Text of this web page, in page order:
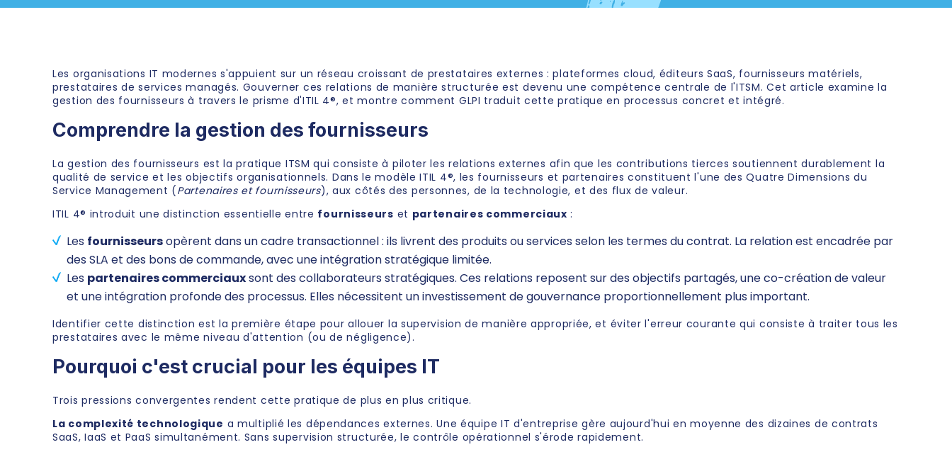
Les organisations IT modernes s'appuient sur un réseau croissant de prestataires externes : plateformes cloud, éditeurs SaaS, fournisseurs matériels,
prestataires de services managés. Gouverner ces relations de manière structurée est devenu une compétence centrale de l'ITSM. Cet article examine la
gestion des fournisseurs à travers le prisme d'ITIL 4®, et montre comment GLPI traduit cette pratique en processus concret et intégré.
Comprendre la gestion des fournisseurs
La gestion des fournisseurs est la pratique ITSM qui consiste à piloter les relations externes afin que les contributions tierces soutiennent durablement la
qualité de service et les objectifs organisationnels. Dans le modèle ITIL 4®, les fournisseurs et partenaires constituent l'une des Quatre Dimensions du
Service Management (Partenaires et fournisseurs), aux côtés des personnes, de la technologie, et des flux de valeur.
ITIL 4® introduit une distinction essentielle entre fournisseurs et partenaires commerciaux :
Les fournisseursopèrent dans un cadre transactionnel : ils livrent des produits ou services selon les termes du contrat. La relation est encadrée par
des SLA et des bons de commande, avec une intégration stratégique limitée.
Les partenaires commerciauxsont des collaborateurs stratégiques. Ces relations reposent sur des objectifs partagés, une co-création de valeur
et une intégration profonde des processus. Elles nécessitent un investissement de gouvernance proportionnellement plus important.
Identifier cette distinction est la première étape pour allouer la supervision de manière appropriée, et éviter l'erreur courante qui consiste à traiter tous les
prestataires avec le même niveau d'attention (ou de négligence).
Pourquoi c'est crucial pour les équipes IT
Trois pressions convergentes rendent cette pratique de plus en plus critique.
La complexité technologique a multiplié les dépendances externes. Une équipe IT d'entreprise gère aujourd'hui en moyenne des dizaines de contrats
SaaS, IaaS et PaaS simultanément. Sans supervision structurée, le contrôle opérationnel s'érode rapidement.